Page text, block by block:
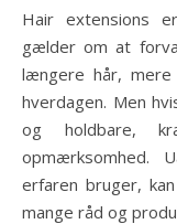
Hair extensions er blevet utroligt populære, når det
gælder om at
længere hår,
hverdagen. Men
og holdbare,
opmærksomhed.
erfaren bruger,
mange råd og